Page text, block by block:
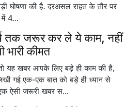
घोषणा की है. दरअसल राहत के तौर पर
में 4…
तक जरूर कर ले ये काम, नहीं
भारी कीमत
यह खबर आपके लिए बड़े ही काम की है,
गई एक-एक बात को बड़े ही ध्यान से
एक ऐसी जरूरी खबर स…